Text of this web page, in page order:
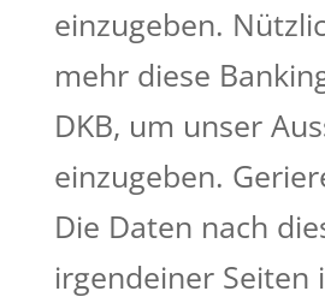
einzugeben.
mehr diese
DKB, um unser
einzugeben.
Die Daten nach
irgendeiner Seiten